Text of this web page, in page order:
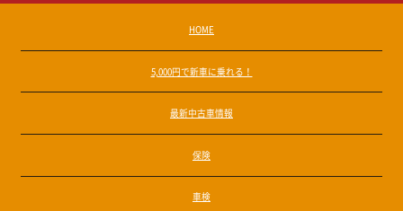
HOME
5,000円で新車に乗れる！
最新中古車情報
保険
車検